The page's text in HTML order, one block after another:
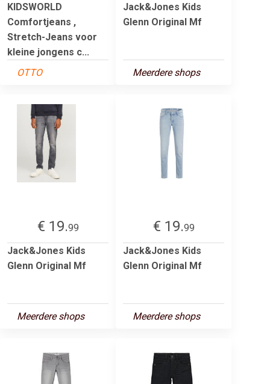
KIDSWORLD
Comfortjeans ,
Stretch-Jeans voor
kleine jongens c...
OTTO
Jack&Jones Kids
Glenn Original Mf
Meerdere shops
€ 19.99
Jack&Jones Kids
Glenn Original Mf
Meerdere shops
€ 19.99
Jack&Jones Kids
Glenn Original Mf
Meerdere shops